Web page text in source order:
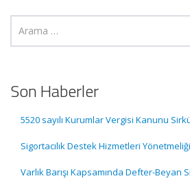
Son Haberler
5520 sayılı Kurumlar Vergisi Kanunu
Sigortacılık Destek Hizmetleri
Varlık Barışı Kapsamında Defter-Beyan